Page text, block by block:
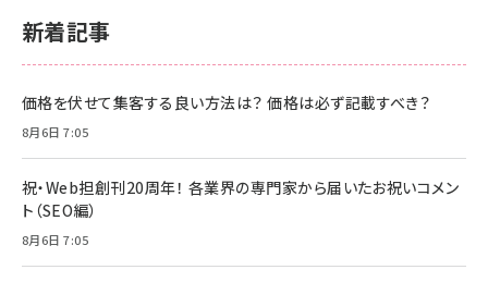
新着記事
価格を伏せて集客する良い方法は？ 価格は必ず記載すべき？
8月6日 7:05
祝・Web担創刊20周年！ 各業界の専門家から届いたお祝いコメン
ト（SEO編）
8月6日 7:05